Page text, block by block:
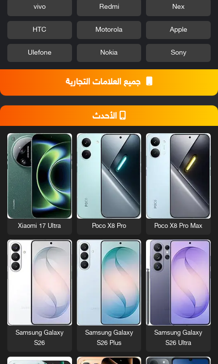
Nex
Redmi
vivo
Apple
Motorola
HTC
Sony
Nokia
Ulefone
جميع العلامات التجارية
الأحدث
Poco X8 Pro Max
Poco X8 Pro
Xiaomi 17 Ultra
Samsung Galaxy
S26 Ultra
Samsung Galaxy
S26 Plus
Samsung Galaxy
S26